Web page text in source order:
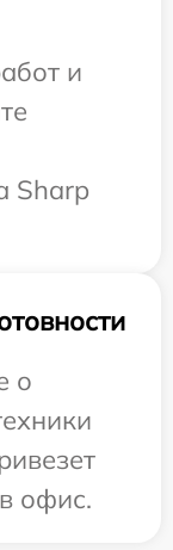
и
Sharp
о
офис.